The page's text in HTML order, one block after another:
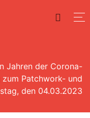
Jahren der Corona-
zum Patchwork- und
den 04.03.2023